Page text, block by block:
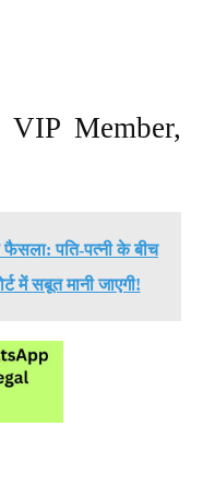
Member,
फैसला: पति-पत्नी के बीच
में सबूत मानी जाएगी!